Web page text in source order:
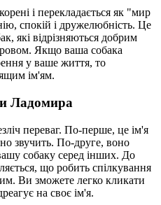
і перекладається як "мир
спокій і дружелюбність. Це
які відрізняються добрим
Якщо ваша собака
у ваше життя, то
ім'ям.
Ладомира
переваг. По-перше, це ім'я
звучить. По-друге, воно
собаку серед інших. До
що робить спілкування
Ви зможете легко кликати
на своє ім'я.